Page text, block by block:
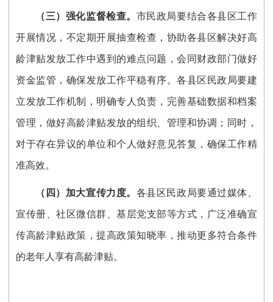
（三） 强化监督检查。 市民政局要结合各县区工作
开展情况，不定期开展抽查检查，协助各县区解决好高
龄津贴发放工作中遇到的难点问题，会同财政部门做好
资金监管，确保发放工作平稳有序。各县区民政局要建
立发放工作机制，明确专人负责，完善基础数据和档案
管理，做好高龄津贴发放的组织、管理和协调 ；同时，
对于存在异议的单位和个人做好意见答复，确保工作精
准高效。
（ 四 ） 加大宣传力度。 各县区民政局要通过媒体、
宣传册、社区微信群、基层党支部等方式，广泛准确宣
传高龄津贴政策，提高政策知晓率，推动更多符合条件
的老年人享有高龄津贴。